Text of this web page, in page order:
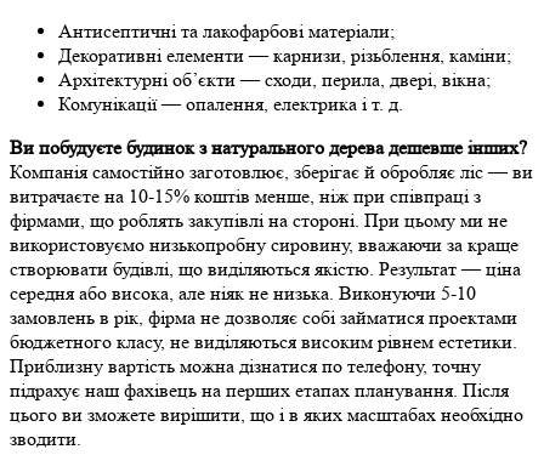
Антисептичні та лакофарбові матеріали;
Декоративні елементи — карнизи, різьблення, каміни;
Архітектурні об’єкти — сходи, перила, двері, вікна;
Комунікації — опалення, електрика і т. д.
Ви побудуєте будинок з натурального дерева дешевше інших?
Компанія самостійно заготовлює, зберігає й обробляє ліс — ви
витрачаєте на 10-15% коштів менше, ніж при співпраці з
фірмами, що роблять закупівлі на стороні. При цьому ми не
використовуємо низькопробну сировину, вважаючи за краще
створювати будівлі, що виділяються якістю. Результат — ціна
середня або висока, але ніяк не низька. Виконуючи 5-10
замовлень в рік, фірма не дозволяє собі займатися проектами
бюджетного класу, не виділяються високим рівнем естетики.
Приблизну вартість можна дізнатися по телефону, точну
підрахує наш фахівець на перших етапах планування. Після
цього ви зможете вирішити, що і в яких масштабах необхідно
зводити.